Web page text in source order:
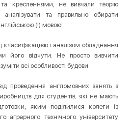
кресленнями, не вивчали теорію
та правильно обирати
(!) мовою.
і аналізом обладнання
його відчути. Не просто вивчити
всі особливості будови.
проведення англомовних занять з
для студентів, які не мають
яким поділилися колеги із
аграрного технічного університету